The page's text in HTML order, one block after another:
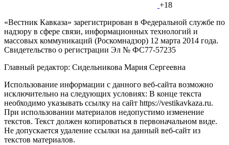
+18
«Вестник Кавказа» зарегистрирован в Федеральной службе по
надзору в сфере связи, информационных технологий и
массовых коммуникаций (Роскомнадзор) 12 марта 2014 года.
Свидетельство о регистрации Эл № ФС77-57235
Главный редактор: Сидельникова Мария Сергеевна
Использование информации с данного веб-сайта возможно
исключительно на следующих условиях: В конце текста
необходимо указывать ссылку на сайт https://vestikavkaza.ru.
При использовании материалов недопустимо изменение
текстов. Текст должен копироваться в первоначальном виде.
Не допускается удаление ссылки на данный веб-сайт из
текстов материалов.